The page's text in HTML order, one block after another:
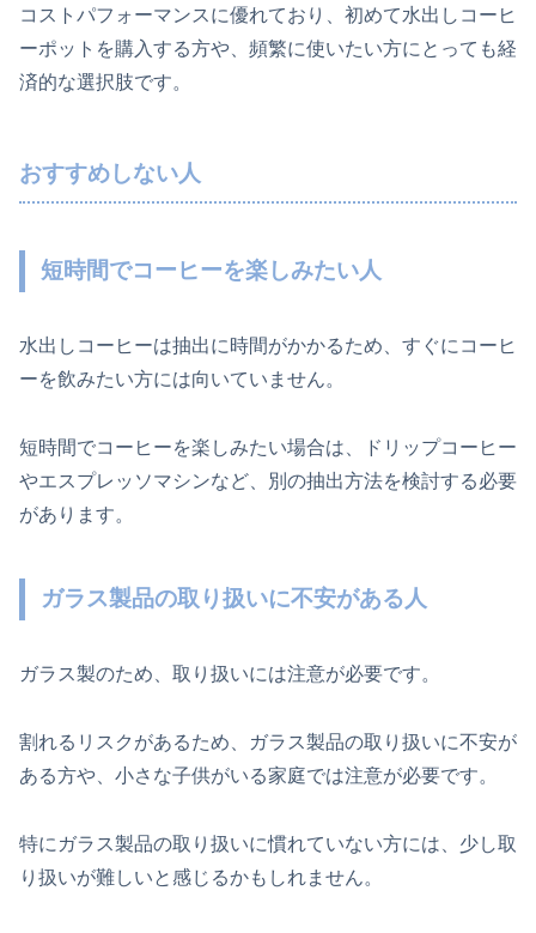
コストパフォーマンスに優れており、初めて水出しコーヒ
ーポットを購入する方や、頻繁に使いたい方にとっても経
済的な選択肢です。
おすすめしない人
短時間でコーヒーを楽しみたい人
水出しコーヒーは抽出に時間がかかるため、すぐにコーヒ
ーを飲みたい方には向いていません。
短時間でコーヒーを楽しみたい場合は、ドリップコーヒー
やエスプレッソマシンなど、別の抽出方法を検討する必要
があります。
ガラス製品の取り扱いに不安がある人
ガラス製のため、取り扱いには注意が必要です。
割れるリスクがあるため、ガラス製品の取り扱いに不安が
ある方や、小さな子供がいる家庭では注意が必要です。
特にガラス製品の取り扱いに慣れていない方には、少し取
り扱いが難しいと感じるかもしれません。